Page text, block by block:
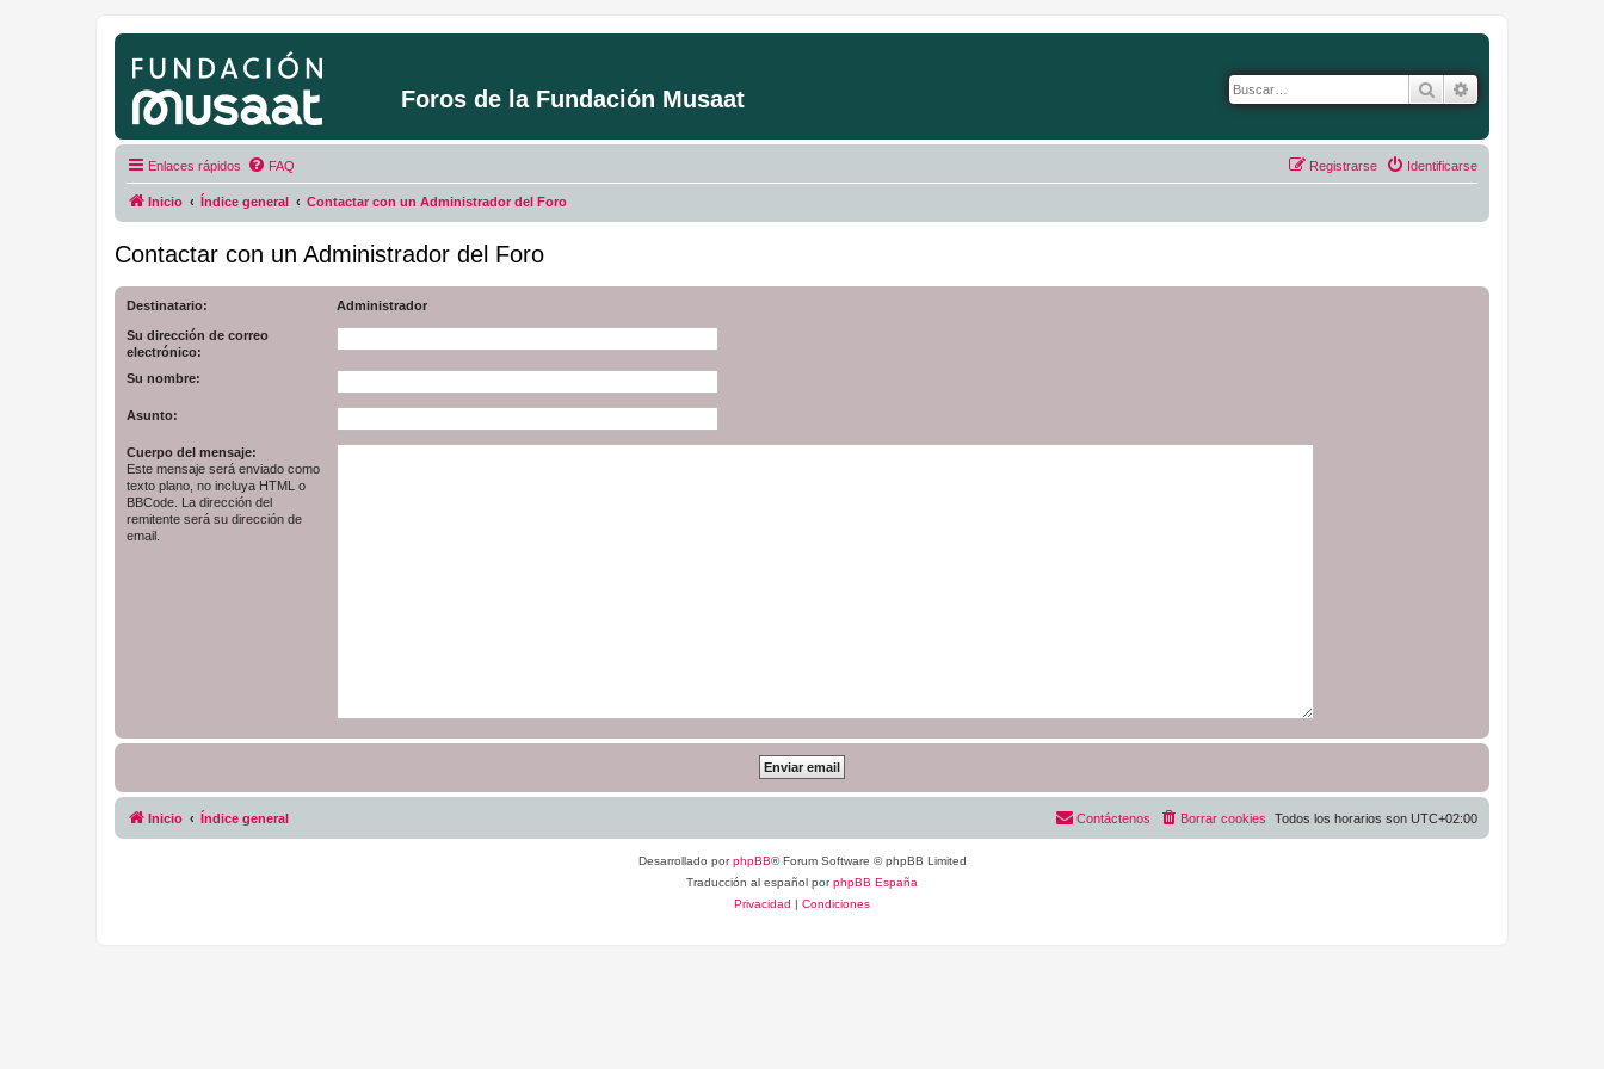
Foros de la Fundación Musaat Buscar
Enlaces rápidos FAQ Identificarse
Registrarse
Inicio Índice general Contactar con un Administrador del Foro
Contactar con un Administrador del Foro
Destinatario: Administrador
Su dirección de correo
electrónico:
Su nombre:
Asunto:
Cuerpo del mensaje:
Este mensaje será enviado como
texto plano, no incluya HTML o
BBCode. La dirección del
remitente será su dirección de
email.
Inicio Índice general Todos los horarios son UTC+02:00
Borrar cookies
Contáctenos
Desarrollado porphpBB® Forum Software © phpBB Limited
Traducción al español porphpBB España
Privacidad | Condiciones